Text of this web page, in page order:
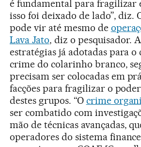
é fundamental para fragilizar
isso foi deixado de lado”, diz.
pode vir até mesmo de
Lava Jato, diz o pesquisador.
estratégias já adotadas para o
crime do colarinho branco,
precisam ser colocadas em
facções para fragilizar o
destes grupos. “O crime
ser combatido com
mão de técnicas avançadas,
operadores do sistema